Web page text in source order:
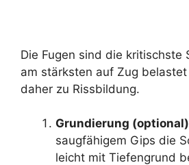
Die Fugen sind die kritischste
am stärksten auf Zug
daher zu Rissbildung.
Grundierung
saugfähigem Gips die
leicht mit Tiefengrund